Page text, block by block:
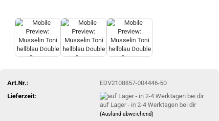
Art.Nr.:
EDV2108857-004446-50
Lieferzeit:
auf Lager - in 2-4 Werktagen bei dir
(Ausland abweichend)